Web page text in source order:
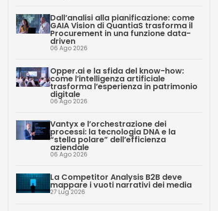
Dall’analisi alla pianificazione: come
GAIA Vision di QuantiaS trasforma il
Procurement in una funzione data-
driven
06 Ago 2026
Opper.ai e la sfida del know-how:
come l’intelligenza artificiale
trasforma l’esperienza in patrimonio
digitale
06 Ago 2026
Vantyx e l’orchestrazione dei
processi: la tecnologia DNA e la
“stella polare” dell’efficienza
aziendale
06 Ago 2026
La Competitor Analysis B2B deve
mappare i vuoti narrativi dei media
27 Lug 2026